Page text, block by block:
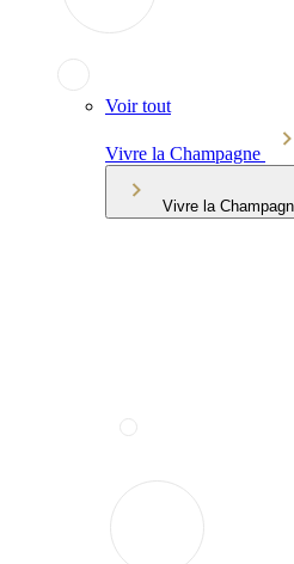
Voir tout
Vivre la Champagne
Vivre la